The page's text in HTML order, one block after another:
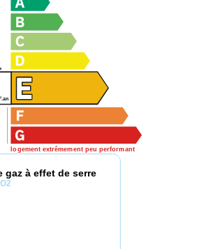
logement extrêmement peu performant
2 .an
gaz à effet de serre